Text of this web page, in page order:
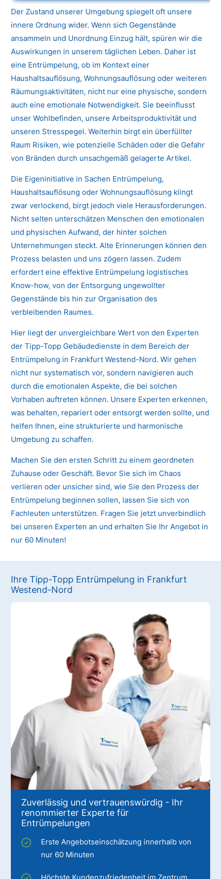
Der Zustand unserer Umgebung spiegelt oft unsere
innere Ordnung wider. Wenn sich Gegenstände
ansammeln und Unordnung Einzug hält, spüren wir die
Auswirkungen in unserem täglichen Leben. Daher ist
eine Entrümpelung, ob im Kontext einer
Haushaltsauflösung, Wohnungsauflösung oder weiteren
Räumungsaktivitäten, nicht nur eine physische, sondern
auch eine emotionale Notwendigkeit. Sie beeinflusst
unser Wohlbefinden, unsere Arbeitsproduktivität und
unseren Stresspegel. Weiterhin birgt ein überfüllter
Raum Risiken, wie potenzielle Schäden oder die Gefahr
von Bränden durch unsachgemäß gelagerte Artikel.
Die Eigeninitiative in Sachen Entrümpelung,
Haushaltsauflösung oder Wohnungsauflösung klingt
zwar verlockend, birgt jedoch viele Herausforderungen.
Nicht selten unterschätzen Menschen den emotionalen
und physischen Aufwand, der hinter solchen
Unternehmungen steckt. Alte Erinnerungen können den
Prozess belasten und uns zögern lassen. Zudem
erfordert eine effektive Entrümpelung logistisches
Know-how, von der Entsorgung ungewollter
Gegenstände bis hin zur Organisation des
verbleibenden Raumes.
Hier liegt der unvergleichbare Wert von den Experten
der Tipp-Topp Gebäudedienste in dem Bereich der
Entrümpelung in Frankfurt Westend-Nord. Wir gehen
nicht nur systematisch vor, sondern navigieren auch
durch die emotionalen Aspekte, die bei solchen
Vorhaben auftreten können. Unsere Experten erkennen,
was behalten, repariert oder entsorgt werden sollte, und
helfen Ihnen, eine strukturierte und harmonische
Umgebung zu schaffen.
Machen Sie den ersten Schritt zu einem geordneten
Zuhause oder Geschäft. Bevor Sie sich im Chaos
verlieren oder unsicher sind, wie Sie den Prozess der
Entrümpelung beginnen sollen, lassen Sie sich von
Fachleuten unterstützen. Fragen Sie jetzt unverbindlich
bei unseren Experten an und erhalten Sie Ihr Angebot in
nur 60 Minuten!
Ihre Tipp-Topp Entrümpelung in Frankfurt
Westend-Nord
Zuverlässig und vertrauenswürdig - Ihr
renommierter Experte für
Entrümpelungen
Erste Angebotseinschätzung innerhalb von
nur 60 Minuten